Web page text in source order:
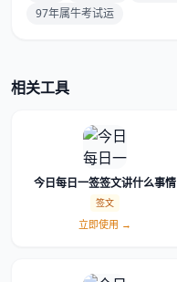
97年属牛考试运
相关工具
今日每日一签签文讲什么事情
签文
立即使用 →